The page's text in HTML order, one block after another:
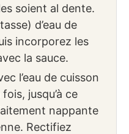
soient al dente.
d’eau de
incorporez les
la sauce.
l’eau de cuisson
jusqu’à ce
nappante
Rectifiez